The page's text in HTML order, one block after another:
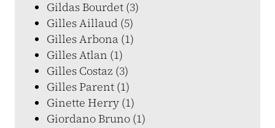
Gildas Bourdet (3)
Gilles Aillaud (5)
Gilles Arbona (1)
Gilles Atlan (1)
Gilles Costaz (3)
Gilles Parent (1)
Ginette Herry (1)
Giordano Bruno (1)